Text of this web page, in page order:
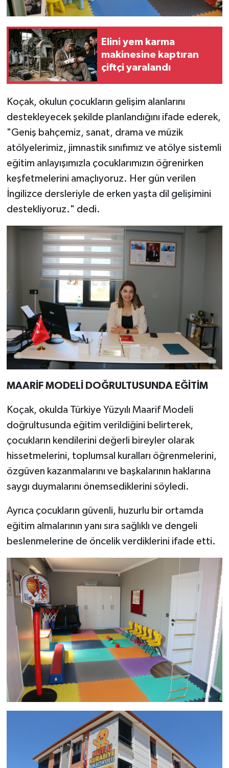
Elini yem karma
makinesine kaptıran
çiftçi yaralandı
Koçak, okulun çocukların gelişim alanlarını
destekleyecek şekilde planlandığını ifade ederek,
"Geniş bahçemiz, sanat, drama ve müzik
atölyelerimiz, jimnastik sınıfımız ve atölye sistemli
eğitim anlayışımızla çocuklarımızın öğrenirken
keşfetmelerini amaçlıyoruz. Her gün verilen
İngilizce dersleriyle de erken yaşta dil gelişimini
destekliyoruz." dedi.
MAARİF MODELİ DOĞRULTUSUNDA EĞİTİM
Koçak, okulda Türkiye Yüzyılı Maarif Modeli
doğrultusunda eğitim verildiğini belirterek,
çocukların kendilerini değerli bireyler olarak
hissetmelerini, toplumsal kuralları öğrenmelerini,
özgüven kazanmalarını ve başkalarının haklarına
saygı duymalarını önemsediklerini söyledi.
Ayrıca çocukların güvenli, huzurlu bir ortamda
eğitim almalarının yanı sıra sağlıklı ve dengeli
beslenmelerine de öncelik verdiklerini ifade etti.